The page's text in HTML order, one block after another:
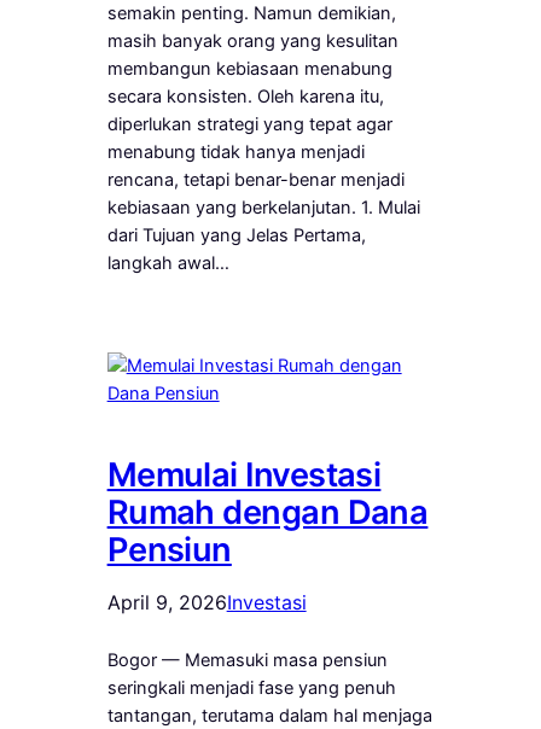
semakin penting. Namun demikian,
masih banyak orang yang kesulitan
membangun kebiasaan menabung
secara konsisten. Oleh karena itu,
diperlukan strategi yang tepat agar
menabung tidak hanya menjadi
rencana, tetapi benar-benar menjadi
kebiasaan yang berkelanjutan. 1. Mulai
dari Tujuan yang Jelas Pertama,
langkah awal…
Memulai Investasi
Rumah dengan Dana
Pensiun
April 9, 2026Investasi
Bogor — Memasuki masa pensiun
seringkali menjadi fase yang penuh
tantangan, terutama dalam hal menjaga